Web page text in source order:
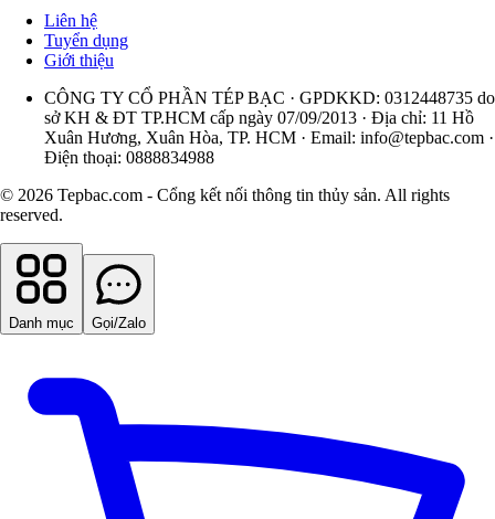
Liên hệ
Tuyển dụng
Giới thiệu
CÔNG TY CỔ PHẦN TÉP BẠC · GPDKKD: 0312448735 do
sở KH & ĐT TP.HCM cấp ngày 07/09/2013 · Địa chỉ: 11 Hồ
Xuân Hương, Xuân Hòa, TP. HCM · Email: info@tepbac.com ·
Điện thoại: 0888834988
© 2026 Tepbac.com - Cổng kết nối thông tin thủy sản. All rights
reserved.
Danh mục Gọi/Zalo